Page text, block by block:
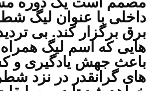
داخلی با عنوان لیگ
برق برگزار کند. بی
هایی که اسم لیگ
باعث جهش یادگیری و
های گرانقدر در نزد